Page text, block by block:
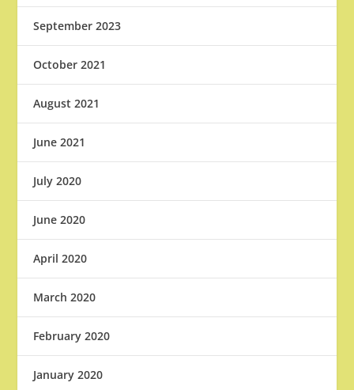
September 2023
October 2021
August 2021
June 2021
July 2020
June 2020
April 2020
March 2020
February 2020
January 2020